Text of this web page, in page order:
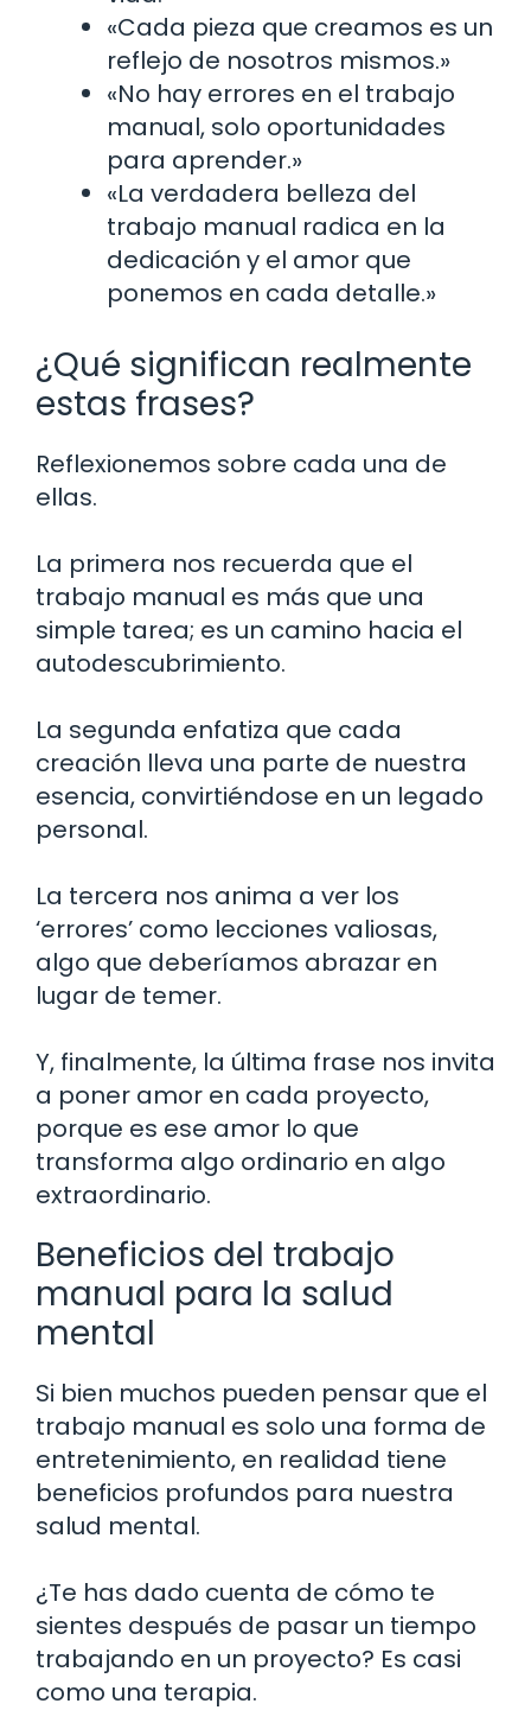
«Cada pieza que creamos es un
reflejo de nosotros mismos.»
«No hay errores en el trabajo
manual, solo oportunidades
para aprender.»
«La verdadera belleza del
trabajo manual radica en la
dedicación y el amor que
ponemos en cada detalle.»
¿Qué significan realmente
estas frases?
Reflexionemos sobre cada una de
ellas.
La primera nos recuerda que el
trabajo manual es más que una
simple tarea; es un camino hacia el
autodescubrimiento.
La segunda enfatiza que cada
creación lleva una parte de nuestra
esencia, convirtiéndose en un legado
personal.
La tercera nos anima a ver los
‘errores’ como lecciones valiosas,
algo que deberíamos abrazar en
lugar de temer.
Y, finalmente, la última frase nos invita
a poner amor en cada proyecto,
porque es ese amor lo que
transforma algo ordinario en algo
extraordinario.
Beneficios del trabajo
manual para la salud
mental
Si bien muchos pueden pensar que el
trabajo manual es solo una forma de
entretenimiento, en realidad tiene
beneficios profundos para nuestra
salud mental.
¿Te has dado cuenta de cómo te
sientes después de pasar un tiempo
trabajando en un proyecto? Es casi
como una terapia.